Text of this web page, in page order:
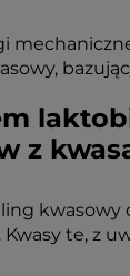
z
te, z